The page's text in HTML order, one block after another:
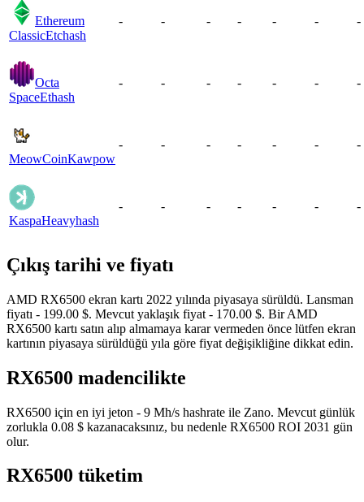
Ethereum
ClassicEtchash
- - - - - - -
Octa
SpaceEthash
- - - - - - -
MeowCoinKawpow
- - - - - - -
KaspaHeavyhash
- - - - - - -
Çıkış tarihi ve fiyatı
AMD RX6500 ekran kartı 2022 yılında piyasaya sürüldü. Lansman
fiyatı - 199.00 $. Mevcut yaklaşık fiyat - 170.00 $. Bir AMD
RX6500 kartı satın alıp almamaya karar vermeden önce lütfen ekran
kartının piyasaya sürüldüğü yıla göre fiyat değişikliğine dikkat edin.
RX6500 madencilikte
RX6500 için en iyi jeton - 9 Mh/s hashrate ile Zano. Mevcut günlük
zorlukla 0.08 $ kazanacaksınız, bu nedenle RX6500 ROI 2031 gün
olur.
RX6500 tüketim